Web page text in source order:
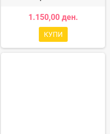
1.150,00 ден.
КУПИ